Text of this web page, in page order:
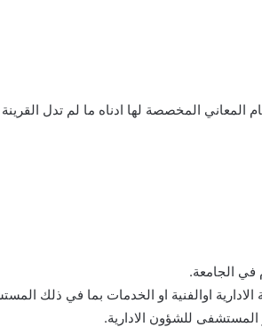
المعاني المخصصة لها ادناه ما لم تدل
في الجامعة.
اوالفنية او الخدمات بما في ذلك
للشؤون الادارية.